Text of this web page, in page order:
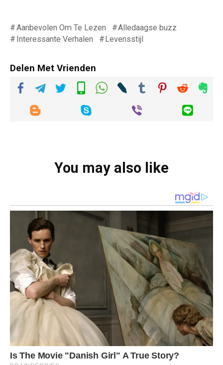
Aanbevolen Om Te Lezen
Alledaagse buzz
Interessante Verhalen
Levensstijl
Delen Met Vrienden
You may also like